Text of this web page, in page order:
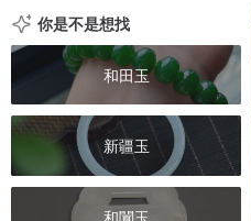
你是不是想找
和田玉
新疆玉
和闐玉